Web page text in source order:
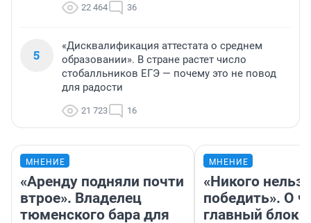
22 464 36
5
«Дисквалификация аттестата о среднем
образовании». В стране растет число
стобалльников ЕГЭ — почему это не повод
для радости
21 723 16
МНЕНИЕ
«Аренду подняли почти
втрое». Владелец
тюменского бара для
МНЕНИЕ
«Никого нельзя
победить». О
главный